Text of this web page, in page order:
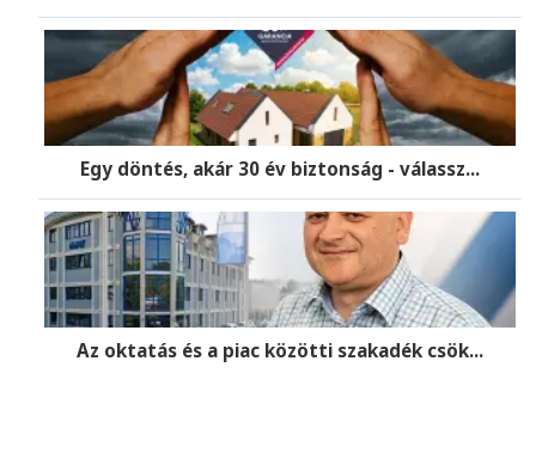
Egy döntés, akár 30 év biztonság - válassz...
Az oktatás és a piac közötti szakadék csök...